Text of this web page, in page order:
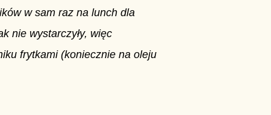
w sam raz na lunch dla
nie wystarczyły, więc
frytkami (koniecznie na oleju